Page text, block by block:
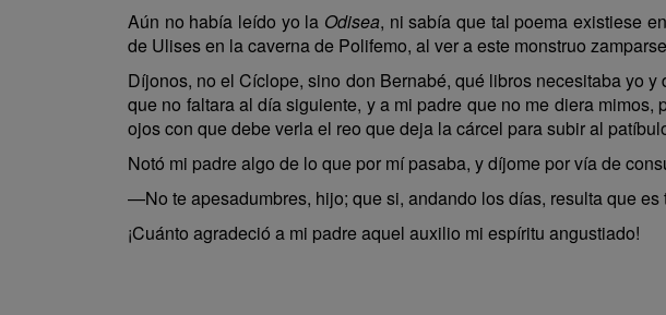
Aún no había leído yo la Odisea, ni sabía que tal poema existiese
de Ulises en la caverna de Polifemo, al ver a este monstruo
Díjonos, no el Cíclope, sino don Bernabé, qué libros necesitaba yo
que no faltara al día siguiente, y a mi padre que no me diera mimos,
ojos con que debe verla el reo que deja la cárcel para subir al
Notó mi padre algo de lo que por mí pasaba, y díjome por vía de
—No te apesadumbres, hijo; que si, andando los días, resulta que
¡Cuánto agradeció a mi padre aquel auxilio mi espíritu angustiado!